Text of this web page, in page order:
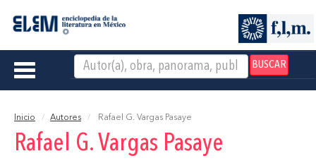
BUSCAR
Toggle
Inicio Autores Rafael G. Vargas Pasaye
Rafael G. Vargas Pasaye